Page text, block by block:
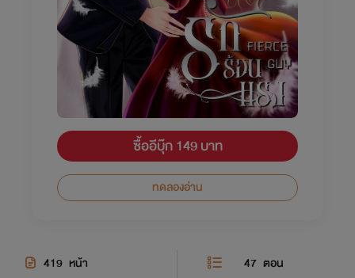
ซื้ออีบุ๊ก 149 บาท
ทดลองอ่าน
419 หน้า 47 ตอน